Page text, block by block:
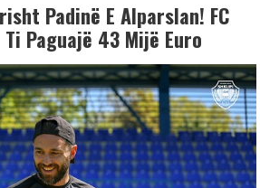
Padinë E Alparslan! FC
Paguajë 43 Mijë Euro